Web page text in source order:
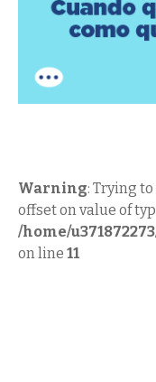
Warning: Trying
offset on value of
/home/
on line11